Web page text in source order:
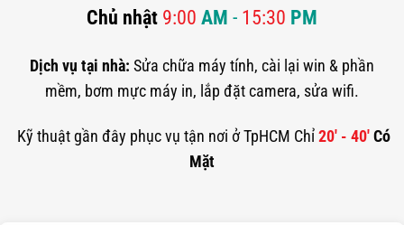
Chủ nhật 9:00 AM - 15:30 PM
Dịch vụ tại nhà: Sửa chữa máy tính, cài lại win & phần
mềm, bơm mực máy in, lắp đặt camera, sửa wifi.
Kỹ thuật gần đây phục vụ tận nơi ở TpHCM Chỉ 20' - 40' Có
Mặt